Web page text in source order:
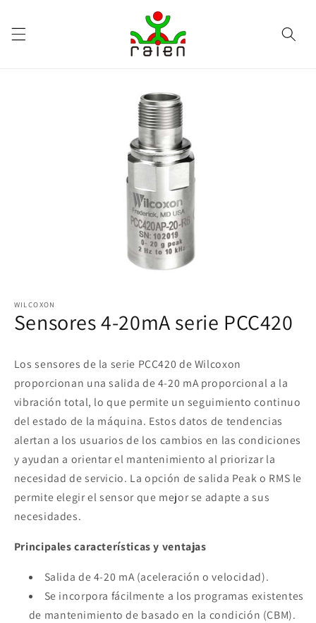
al contenido
WILCOXON
Sensores 4-20mA serie PCC420
Los sensores de la serie PCC420 de Wilcoxon
proporcionan una salida de 4-20 mA proporcional a la
vibración total, lo que permite un seguimiento continuo
del estado de la máquina. Estos datos de tendencias
alertan a los usuarios de los cambios en las condiciones
y ayudan a orientar el mantenimiento al priorizar la
necesidad de servicio. La opción de salida Peak o RMS le
permite elegir el sensor que mejor se adapte a sus
necesidades.
Principales características y ventajas
Salida de 4-20 mA (aceleración o velocidad).
Se incorpora fácilmente a los programas existentes
de mantenimiento de basado en la condición (CBM).